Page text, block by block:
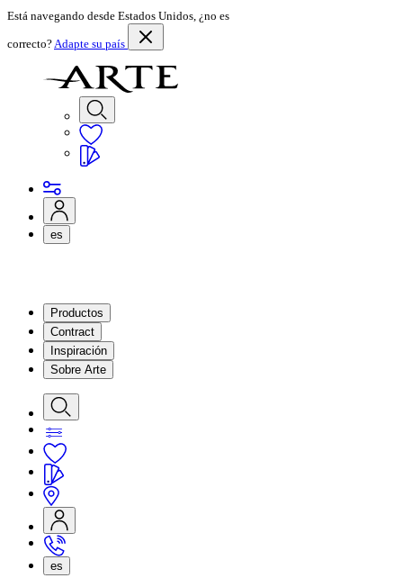
Está navegando desde Estados Unidos, ¿no es
correcto?Adapte su país
es
Productos
Contract
Inspiración
Sobre Arte
es